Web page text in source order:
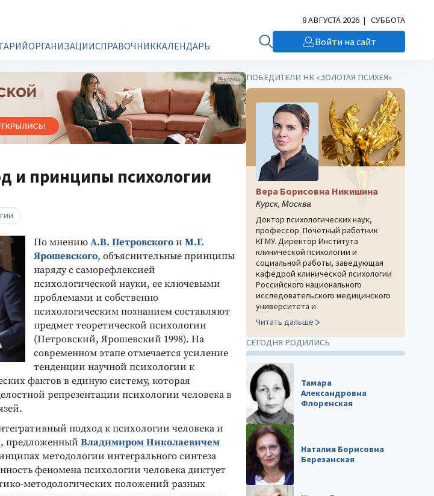
ОРГАНИЗАЦИИСПРАВОЧНИККАЛЕНДАРЬ
8 АВГУСТА 2026 | СУББОТА
Войти на сайт
Реклама
и принципы психологии
По мнениюА.В. Петровскогои М.Г.
Ярошевского, объяснительные принципы
наряду с саморефлексией
психологической науки, ее ключевыми
проблемами и собственно
психологическим познанием составляют
предмет теоретической психологии
(Петровский, Ярошевский 1998). На
современном этапе отмечается усиление
тенденции научной психологии к
фактов в единую систему, которая
репрезентации психологии человека в
подход к психологии человека и
предложенный Владимиром Николаевичем
методологии интегрального синтеза
феномена психологии человека диктует
методологических положений разных
ПОБЕДИТЕЛИ НК «ЗОЛОТАЯ ПСИХЕЯ»
Вера Борисовна Никишина
Курск, Москва
Доктор психологических наук,
профессор. Почетный работник
КГМУ. Директор Института
клинической психологии и
социальной работы, заведующая
кафедрой клинической психологии
Российского национального
исследовательского медицинского
университета и
Читать дальше
СЕГОДНЯ РОДИЛИСЬ
Тамара
Александровна
Флоренская
Наталия Борисовна
Березанская